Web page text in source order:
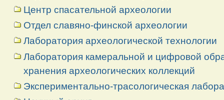
Центр спасательной археологии
Отдел славяно-финской археологии
Лаборатория археологической технологии
Лаборатория камеральной и цифровой
хранения археологических коллекций
Экспериментально-трасологическая